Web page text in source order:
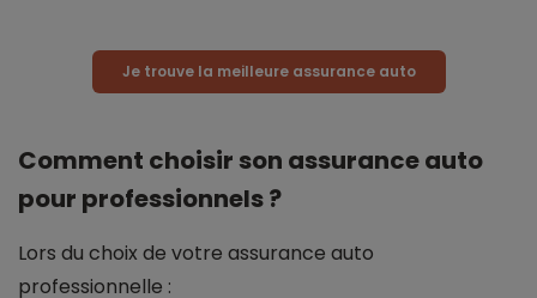
Je trouve la meilleure assurance auto
Comment choisir son assurance auto
pour professionnels ?
Lors du choix de votre assurance auto
professionnelle :